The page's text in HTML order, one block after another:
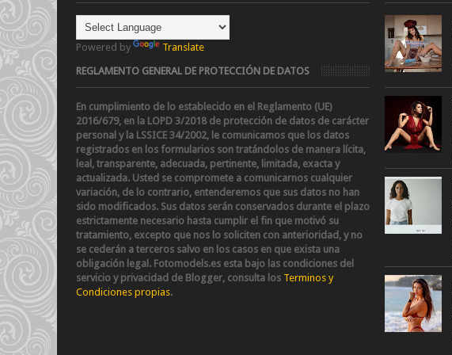
Powered by
Translate
REGLAMENTO GENERAL DE PROTECCIÓN DE DATOS
En cumplimiento de lo establecido en el Reglamento (UE)
2016/679, en la LOPD 3/2018 de protección de datos de carácter
personal y la LSSICE 34/2002, le comunicamos que los datos
registrados en los formularios son tratándolos de manera lícita,
leal, transparente, adecuada, pertinente, limitada, exacta y
actualizada. Usted se compromete a comunicarnos cualquier
variación, de lo contrario, entenderemos que sus datos no han
sido modificados. Sus datos serán conservados durante el plazo
estrictamente necesario hasta cumplir el fin que motivó su
tratamiento, excepto que nos lo soliciten con anterioridad, y no
se cederán a terceros salvo en los casos en que exista una
obligación legal. Fotomodels.es esta bajo las condiciones del
servicio y privacidad de Blogger, consulta los Terminos y
Condiciones propias.